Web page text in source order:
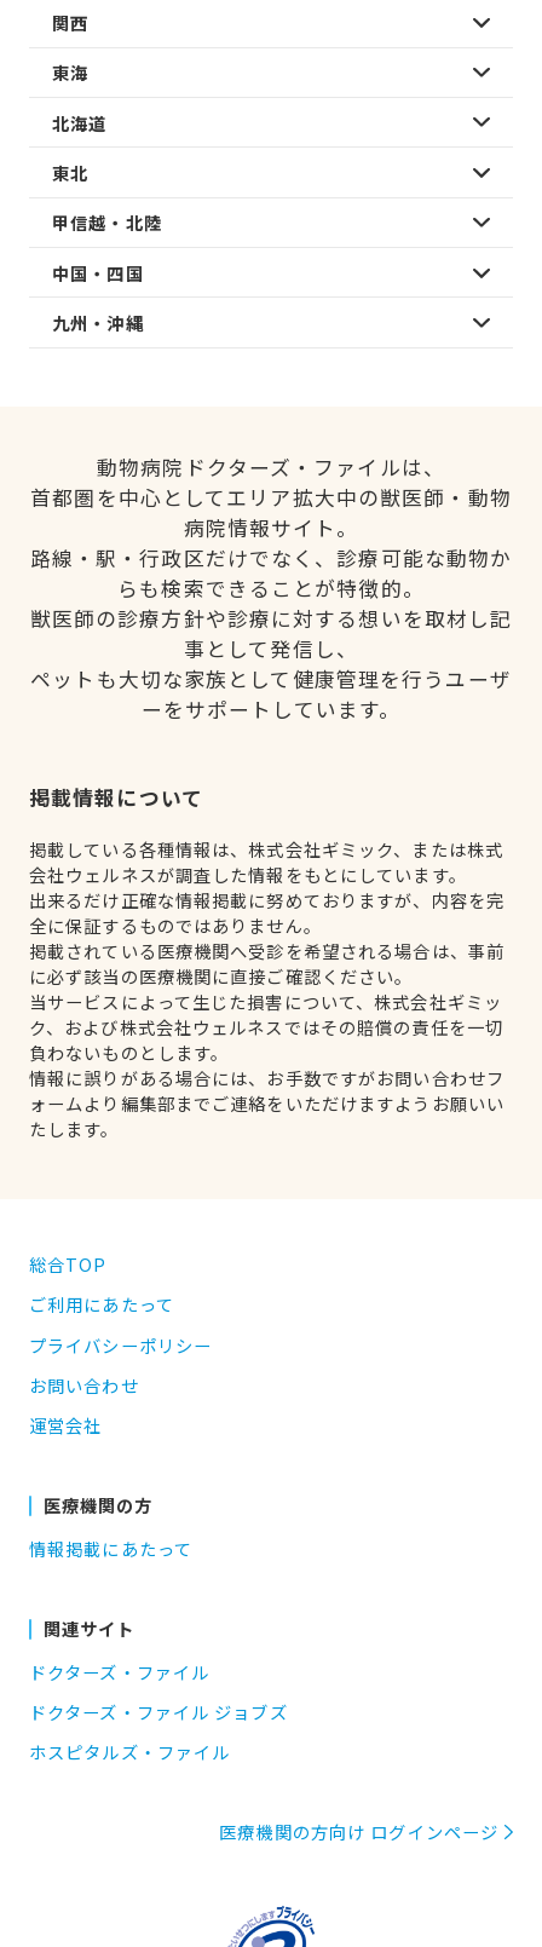
関西
東海
北海道
東北
甲信越・北陸
中国・四国
九州・沖縄
動物病院ドクターズ・ファイルは、
首都圏を中心としてエリア拡大中の獣医師・動物
病院情報サイト。
路線・駅・行政区だけでなく、診療可能な動物か
らも検索できることが特徴的。
獣医師の診療方針や診療に対する想いを取材し記
事として発信し、
ペットも大切な家族として健康管理を行うユーザ
ーをサポートしています。
掲載情報について
掲載している各種情報は、株式会社ギミック、または株式
会社ウェルネスが調査した情報をもとにしています。
出来るだけ正確な情報掲載に努めておりますが、内容を完
全に保証するものではありません。
掲載されている医療機関へ受診を希望される場合は、事前
に必ず該当の医療機関に直接ご確認ください。
当サービスによって生じた損害について、株式会社ギミッ
ク、および株式会社ウェルネスではその賠償の責任を一切
負わないものとします。
情報に誤りがある場合には、お手数ですがお問い合わせフ
ォームより編集部までご連絡をいただけますようお願いい
たします。
総合TOP
ご利用にあたって
プライバシーポリシー
お問い合わせ
運営会社
医療機関の方
情報掲載にあたって
関連サイト
ドクターズ・ファイル
ドクターズ・ファイル ジョブズ
ホスピタルズ・ファイル
医療機関の方向け ログインページ